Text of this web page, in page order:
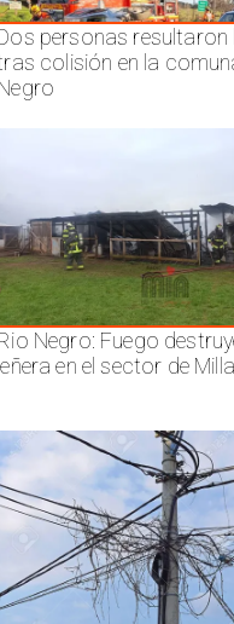
personas resultaron
colisión en la
Negro: Fuego
leñera en el sector de